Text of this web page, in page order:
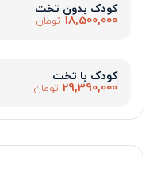
کودک بدون تخت
18,500,000 تومان
کودک با تخت
29,390,000 تومان